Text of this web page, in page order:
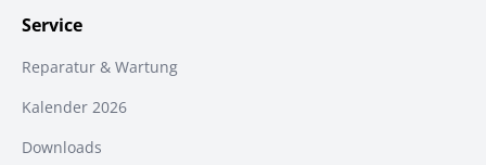
Service
Reparatur & Wartung
Kalender 2026
Downloads